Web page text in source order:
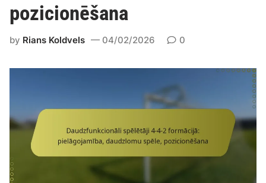
n
pozicionēšana
by Rians Koldvels 04/02/2026 0